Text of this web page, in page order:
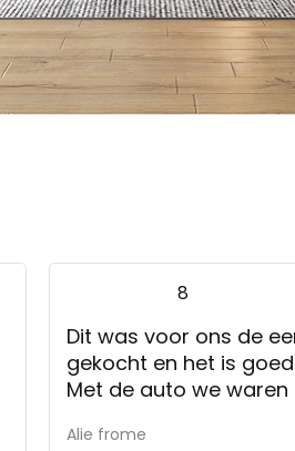
8
Dit was voor ons de
gekocht en het is
Met de auto we
Alie frome